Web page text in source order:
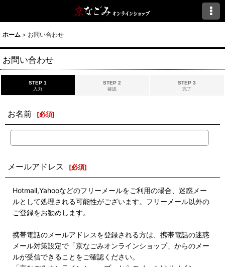
ホーム > お問い合わせ
お問い合わせ
STEP 1
入力
STEP 2
確認
STEP 3
完了
お名前 [必須]
メールアドレス [必須]
Hotmail,Yahooなどのフリーメールをご利用の場合、迷惑メー
ルとして処理される可能性がございます。フリーメール以外の
ご登録をお勧めします。
携帯電話のメールアドレスを登録される方は、携帯電話の迷惑
メール対策設定で「京なごみオンラインショップ」からのメー
ルが受信できることをご確認ください。